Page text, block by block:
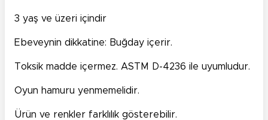
3 yaş ve üzeri içindir
Ebeveynin dikkatine: Buğday içerir.
Toksik madde içermez. ASTM D-4236 ile uyumludur.
Oyun hamuru yenmemelidir.
Ürün ve renkler farklılık gösterebilir.